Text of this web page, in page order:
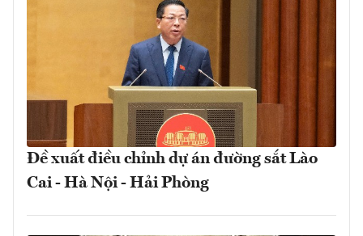
Đề xuất điều chỉnh dự án đường sắt Lào
Cai - Hà Nội - Hải Phòng